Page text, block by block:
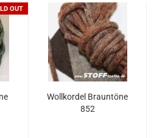
OUT
Wollkordel Brauntöne
852